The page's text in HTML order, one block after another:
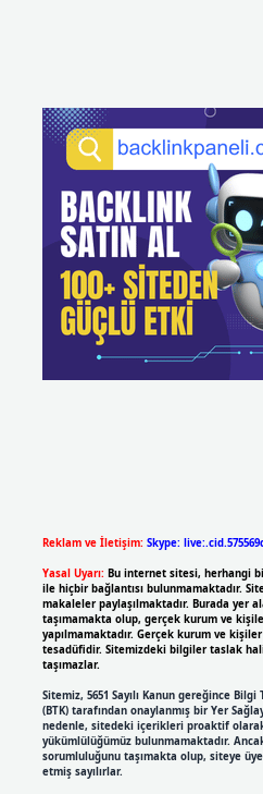
Reklam ve İletişim: Skype:
Yasal Uyarı: Bu internet sitesi, herhangi
ile hiçbir bağlantısı bulunmamaktadır.
makaleler paylaşılmaktadır. Burada yer
taşımamakta olup, gerçek kurum ve
yapılmamaktadır. Gerçek kurum ve
tesadüfidir. Sitemizdeki bilgiler taslak
taşımazlar.
Sitemiz, 5651 Sayılı Kanun gereğince
(BTK) tarafından onaylanmış bir Yer
nedenle, sitedeki içerikleri proaktif
yükümlülüğümüz bulunmamaktadır.
sorumluluğunu taşımakta olup, siteye
etmiş sayılırlar.